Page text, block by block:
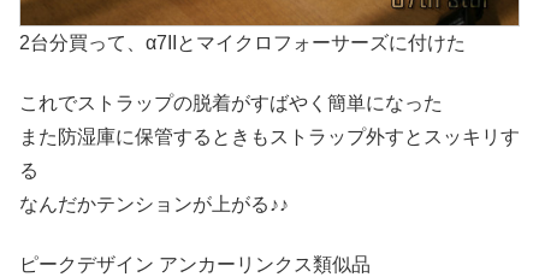
2台分買って、α7IIとマイクロフォーサーズに付けた
これでストラップの脱着がすばやく簡単になった
また防湿庫に保管するときもストラップ外すとスッキリす
る
なんだかテンションが上がる♪♪
ピークデザイン アンカーリンクス類似品